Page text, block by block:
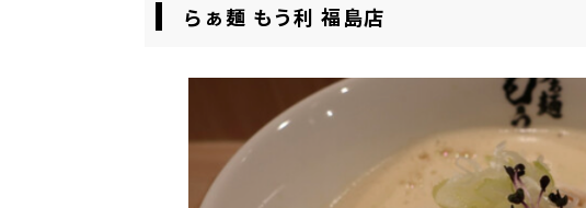
らぁ麺 もう利 福島店